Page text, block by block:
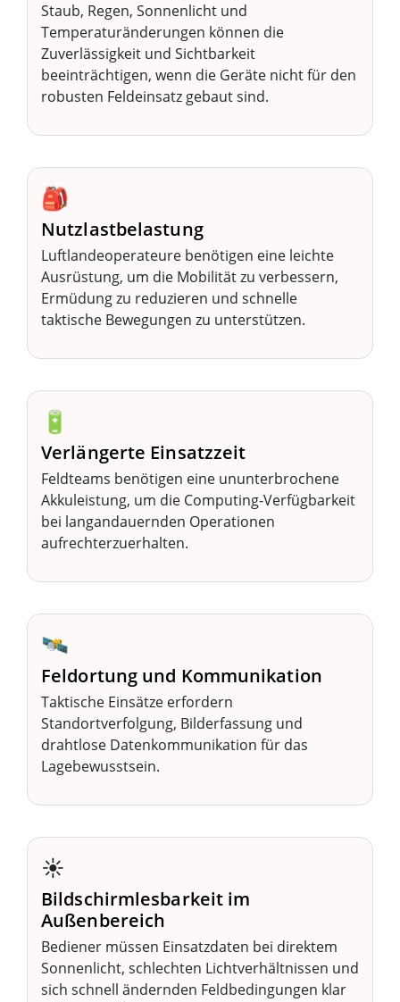
Staub, Regen, Sonnenlicht und
Temperaturänderungen können die
Zuverlässigkeit und Sichtbarkeit
beeinträchtigen, wenn die Geräte nicht für den
robusten Feldeinsatz gebaut sind.
🎒
Nutzlastbelastung
Luftlandeoperateure benötigen eine leichte
Ausrüstung, um die Mobilität zu verbessern,
Ermüdung zu reduzieren und schnelle
taktische Bewegungen zu unterstützen.
🔋
Verlängerte Einsatzzeit
Feldteams benötigen eine ununterbrochene
Akkuleistung, um die Computing-Verfügbarkeit
bei langandauernden Operationen
aufrechterzuerhalten.
🛰️
Feldortung und Kommunikation
Taktische Einsätze erfordern
Standortverfolgung, Bilderfassung und
drahtlose Datenkommunikation für das
Lagebewusstsein.
☀️
Bildschirmlesbarkeit im
Außenbereich
Bediener müssen Einsatzdaten bei direktem
Sonnenlicht, schlechten Lichtverhältnissen und
sich schnell ändernden Feldbedingungen klar